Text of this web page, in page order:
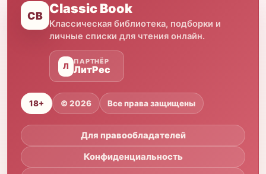
CB Classic Book
Классическая библиотека, подборки и
личные списки для чтения онлайн.
Л
ПАРТНЁР
ЛитРес
18+ © 2026 Все права защищены
Для правообладателей
Конфиденциальность